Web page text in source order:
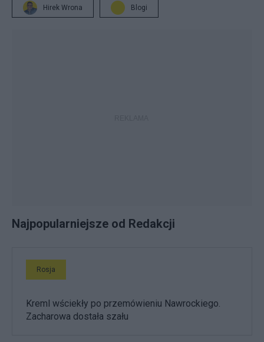
Hirek Wrona Blogi
Najpopularniejsze od Redakcji
Rosja
Kreml wściekły po przemówieniu Nawrockiego.
Zacharowa dostała szału